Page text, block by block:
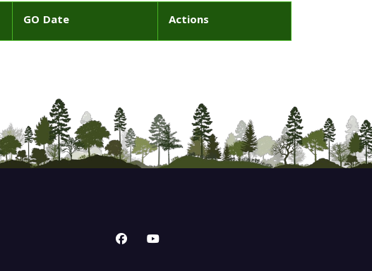
GO Date Actions